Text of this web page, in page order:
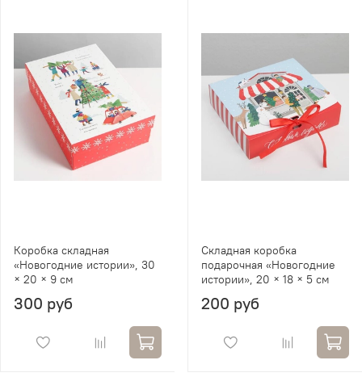
Коробка складная
«Новогодние истории», 30
× 20 × 9 см
300 руб
Складная коробка
подарочная «Новогодние
истории», 20 × 18 × 5 см
200 руб